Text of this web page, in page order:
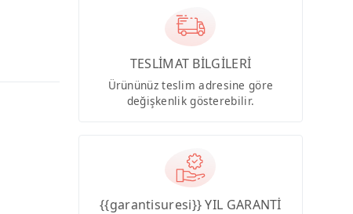
TESLİMAT BİLGİLERİ
Ürününüz teslim adresine göre
değişkenlik gösterebilir.
{{garantisuresi}} YIL GARANTİ